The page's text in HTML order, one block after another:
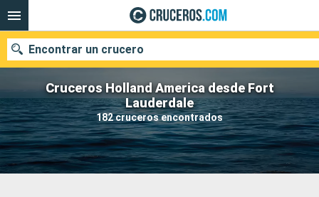
Cruceros Holland America desde Fort
Lauderdale
182 cruceros encontrados
Encontrar un crucero
Nuestros destinos
Fecha de salida